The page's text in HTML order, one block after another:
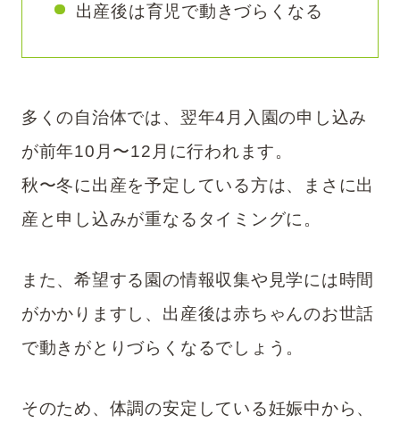
出産後は育児で動きづらくなる
多くの自治体では、翌年4月入園の申し込み
が前年10月〜12月に行われます。
秋〜冬に出産を予定している方は、まさに出
産と申し込みが重なるタイミングに。
また、希望する園の情報収集や見学には時間
がかかりますし、出産後は赤ちゃんのお世話
で動きがとりづらくなるでしょう。
そのため、体調の安定している妊娠中から、